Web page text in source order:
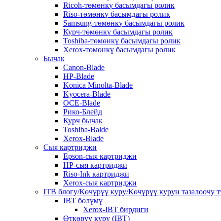
Ricoh-төмөнкү басымдагы ролик
Riso-төмөнкү басымдагы ролик
Samsung-төмөнкү басымдагы ролик
Курч-төмөнкү басымдагы ролик
Toshiba-төмөнкү басымдагы ролик
Xerox-төмөнкү басымдагы ролик
Бычак
Canon-Blade
HP-Blade
Konica Minolta-Blade
Kyocera-Blade
OCE-Blade
Рико-Блейд
Курч бычак
Toshiba-Balde
Xerox-Blade
Сыя картриджи
Epson-сыя картриджи
HP-сыя картриджи
Riso-Ink картриджи
Xerox-сыя картриджи
ITB блогу/Көчүрүү куру/Көчүрүү курун тазалоочу
IBT бөлүмү
Xerox-IBT бирдиги
Өткөрүү куру (IBT)